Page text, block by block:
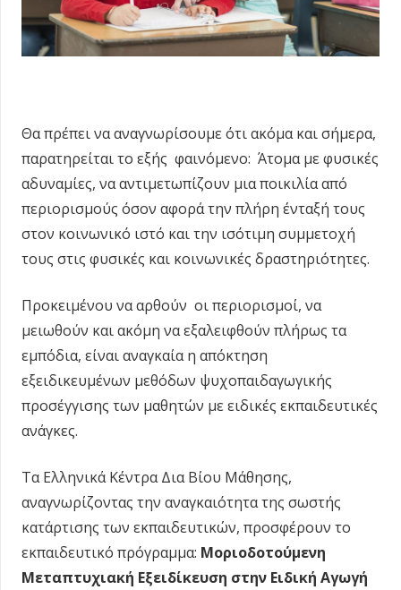
Θα πρέπει να αναγνωρίσουμε ότι ακόμα και σήμερα,
παρατηρείται το εξής φαινόμενο: Άτομα με φυσικές
αδυναμίες, να αντιμετωπίζουν μια ποικιλία από
περιορισμούς όσον αφορά την πλήρη ένταξή τους
στον κοινωνικό ιστό και την ισότιμη συμμετοχή
τους στις φυσικές και κοινωνικές δραστηριότητες.
Προκειμένου να αρθούν οι περιορισμοί, να
μειωθούν και ακόμη να εξαλειφθούν πλήρως τα
εμπόδια, είναι αναγκαία η απόκτηση
εξειδικευμένων μεθόδων ψυχοπαιδαγωγικής
προσέγγισης των μαθητών με ειδικές εκπαιδευτικές
ανάγκες.
Τα Ελληνικά Κέντρα Δια Βίου Μάθησης,
αναγνωρίζοντας την αναγκαιότητα της σωστής
κατάρτισης των εκπαιδευτικών, προσφέρουν το
εκπαιδευτικό πρόγραμμα: Μοριοδοτούμενη
Μεταπτυχιακή Εξειδίκευση στην Ειδική Αγωγή